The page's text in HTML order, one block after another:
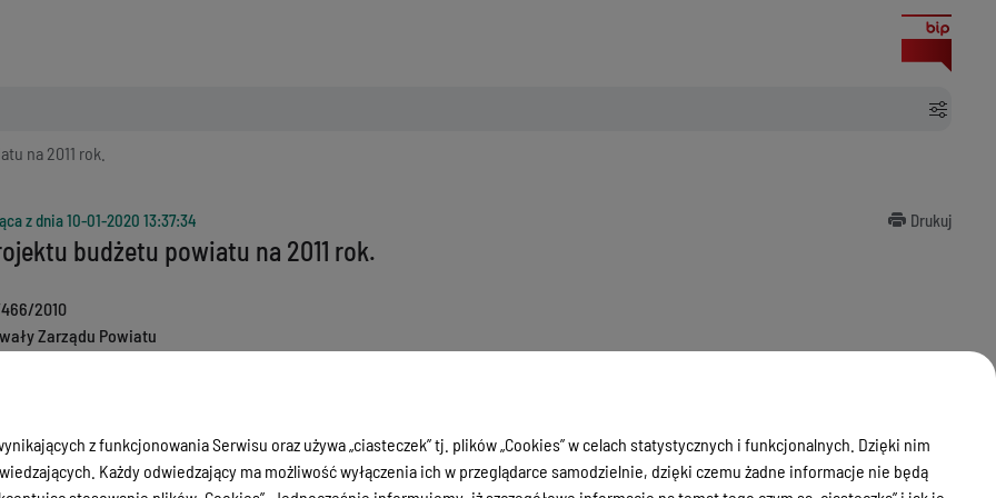
na 2011 rok.
z dnia10-01-2020 13:37:34 Drukuj
budżetu powiatu na 2011 rok.
2010
Zarządu Powiatu
5/26/2011 z funkcjonowania Serwisu oraz używa „ciasteczek” tj. plików „Cookies” w celach statystycznych i funkcjonalnych. Dzięki nim
Każdy odwiedzający ma możliwość wyłączenia ich w przeglądarce samodzielnie, dzięki czemu żadne informacje nie będą